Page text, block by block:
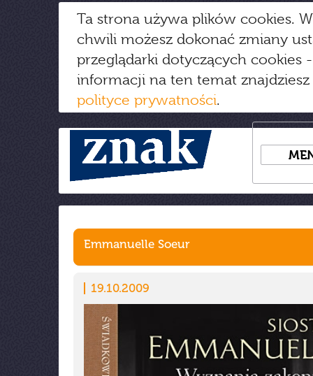
Ta strona używa plików cookies.
chwili możesz dokonać zmiany
przeglądarki dotyczących cookies
informacji na ten temat
polityce prywatności.
Emmanuelle Soeur
19.10.2009